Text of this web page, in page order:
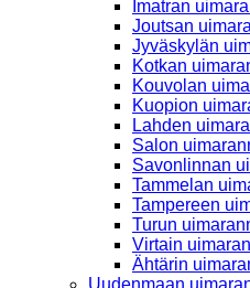
Imatran
Joutsan
Jyväskylän
Kotkan
Kouvolan
Kuopion
Lahden
Salon
Savonlinnan
Tammelan
Tampereen
Turun
Virtain
Ähtärin
Uudenmaan